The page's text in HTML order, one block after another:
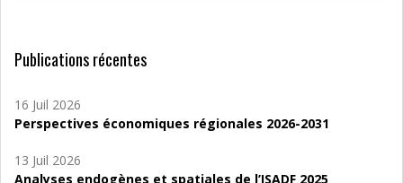
Publications récentes
16 Juil 2026
Perspectives économiques régionales 2026-2031
13 Juil 2026
Analyses endogènes et spatiales de l’ISADF 2025